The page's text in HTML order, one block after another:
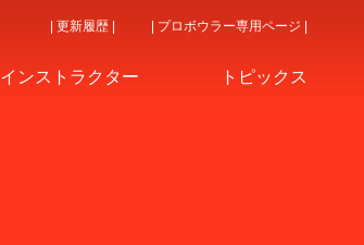
インストラクター トピックス
| 更新履歴 | | プロボウラー専用ページ |